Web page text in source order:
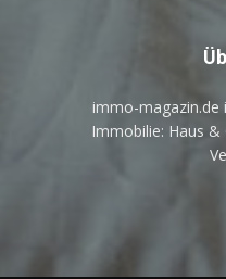
immo-
Immobilie: Haus